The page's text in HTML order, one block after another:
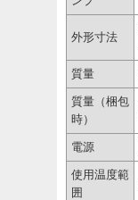
外形寸法
質量
質量（梱包
時）
電源
使用温度範
囲